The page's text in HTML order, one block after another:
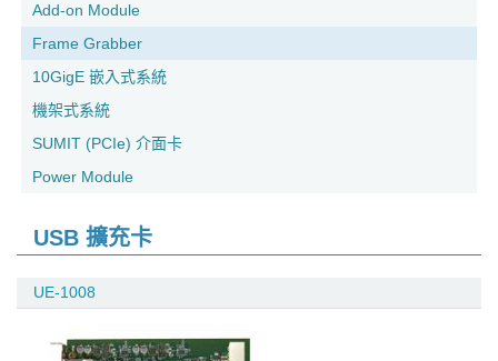
Add-on Module
Frame Grabber
10GigE 嵌入式系統
機架式系統
SUMIT (PCIe) 介面卡
Power Module
USB 擴充卡
UE-1008